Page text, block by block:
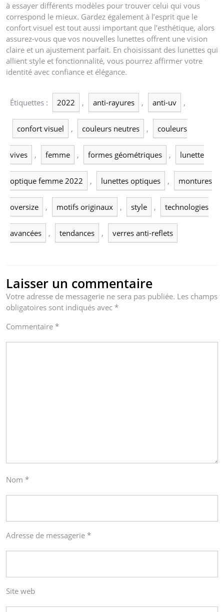
à essayer différents modèles pour trouver celui qui vous
correspond le mieux. Gardez également à l’esprit que le
confort visuel est tout aussi important que l’esthétique, alors
assurez-vous que vos nouvelles lunettes offrent une vision
claire et un ajustement parfait. En choisissant des lunettes qui
allient style et fonctionnalité, vous pourrez affirmer votre
identité avec confiance et élégance.
Étiquettes : 2022 , anti-rayures , anti-uv ,
confort visuel , couleurs neutres , couleurs
vives , femme , formes géométriques , lunette
optique femme 2022 , lunettes optiques , montures
oversize , motifs originaux , style , technologies
avancées , tendances , verres anti-reflets
Laisser un commentaire
Votre adresse de messagerie ne sera pas publiée. Les champs
obligatoires sont indiqués avec *
Commentaire *
Nom *
Adresse de messagerie *
Site web